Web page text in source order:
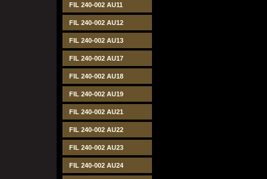
FIL 240-002 AU11
FIL 240-002 AU12
FIL 240-002 AU13
FIL 240-002 AU17
FIL 240-002 AU18
FIL 240-002 AU19
FIL 240-002 AU21
FIL 240-002 AU22
FIL 240-002 AU23
FIL 240-002 AU24